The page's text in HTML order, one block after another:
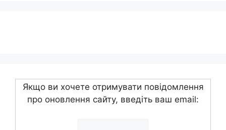
Якщо ви хочете отримувати повідомлення
про оновлення сайту, введіть ваш email: